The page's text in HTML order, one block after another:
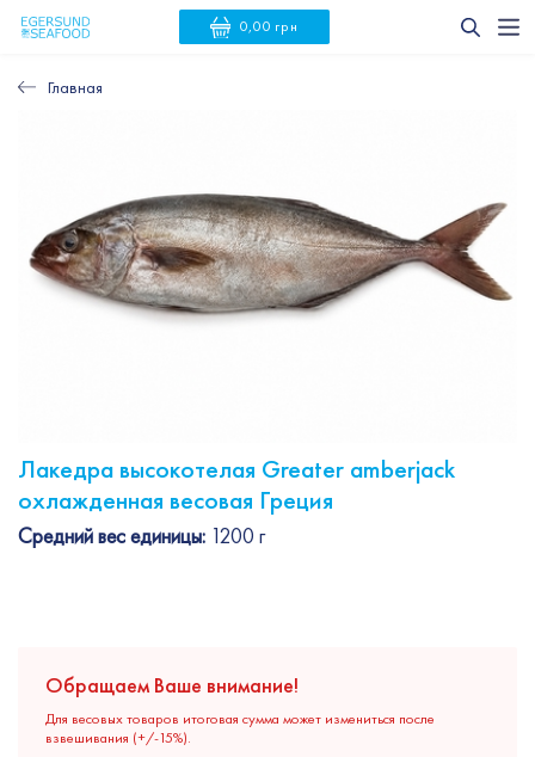
0,00 грн
Главная
Лакедра высокотелая Greater amberjack
охлажденная весовая Греция
Средний вес единицы: 1200 г
Обращаем Ваше внимание!
Для весовых товаров итоговая сумма может измениться после
взвешивания (+/-15%).